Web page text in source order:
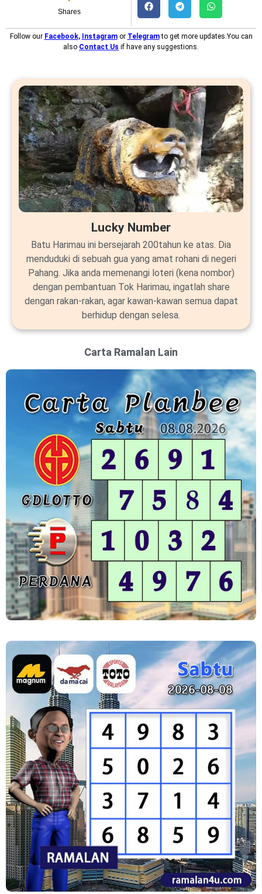
Shares
Follow our Facebook, Instagramor Telegramto get more updates.You can
also Contact Us if have any suggestions.
Lucky Number
Batu Harimau ini bersejarah 200tahun ke atas. Dia
menduduki di sebuah gua yang amat rohani di negeri
Pahang. Jika anda memenangi loteri (kena nombor)
dengan pembantuan Tok Harimau, ingatlah share
dengan rakan-rakan, agar kawan-kawan semua dapat
berhidup dengan selesa.
Carta Ramalan Lain